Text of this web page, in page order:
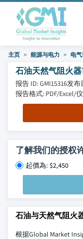
主页 能源与电力 电
石油天然气阻火
报告 ID: GMI15316发布
报告格式: PDF/Excel/
了解我们的授权
起價為: $2,450
石油与天然气阻火
根据Global Market